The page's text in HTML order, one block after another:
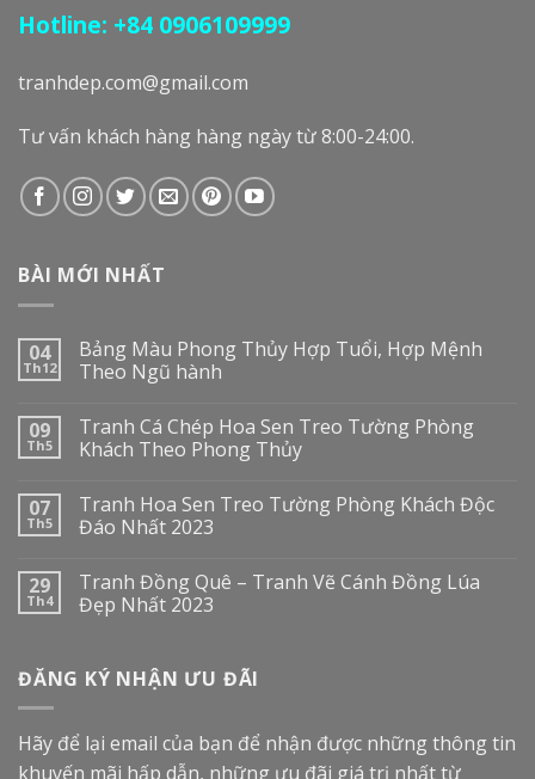
Hotline: +84 0906109999
tranhdep.com@gmail.com
Tư vấn khách hàng hàng ngày từ 8:00-24:00.
BÀI MỚI NHẤT
04
Th12
Bảng Màu Phong Thủy Hợp Tuổi, Hợp Mệnh
Theo Ngũ hành
09
Th5
Tranh Cá Chép Hoa Sen Treo Tường Phòng
Khách Theo Phong Thủy
07
Th5
Tranh Hoa Sen Treo Tường Phòng Khách Độc
Đáo Nhất 2023
29
Th4
Tranh Đồng Quê – Tranh Vẽ Cánh Đồng Lúa
Đẹp Nhất 2023
ĐĂNG KÝ NHẬN ƯU ĐÃI
Hãy để lại email của bạn để nhận được những thông tin
khuyến mãi hấp dẫn, những ưu đãi giá trị nhất từ